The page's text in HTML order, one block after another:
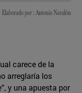
carece de la
arreglaría los
y una apuesta por